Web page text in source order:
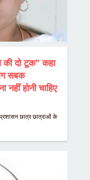
की दो टूक" कहा
सबक
होनी चाहिए
छात्र छात्राओं के